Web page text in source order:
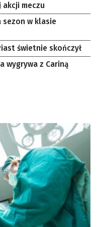
meczu
sezon w klasie
świetnie skończył
wygrywa z Cariną